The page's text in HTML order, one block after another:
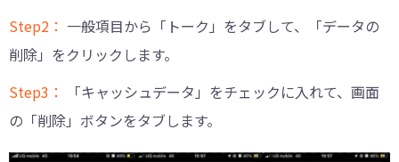
Step2： 一般項目から「トーク」をタブして、「データの
削除」をクリックします。
Step3：
「キャッシュデータ」をチェックに入れて、画面
の「削除」ボタンをタブします。